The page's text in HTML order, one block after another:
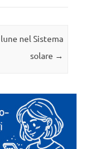
nel Sistema
solare →